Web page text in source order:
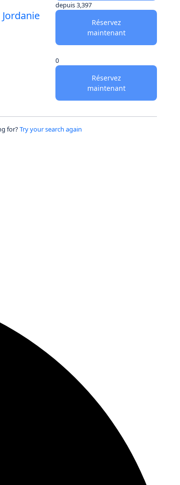
depuis3,397
Réservez
maintenant
0
Réservez
maintenant
for?Try your search again